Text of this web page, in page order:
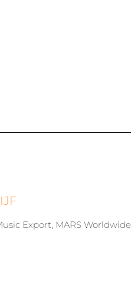
Export, MARS Worldwide